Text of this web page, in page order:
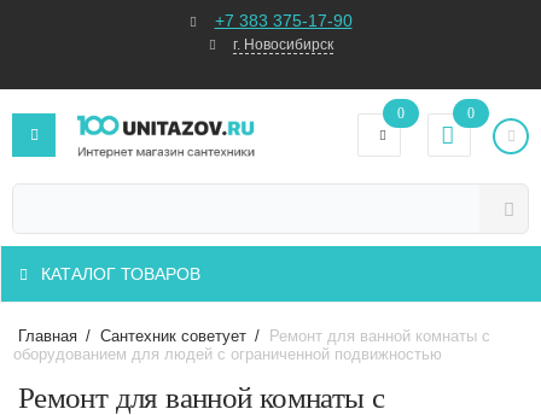
+7 383 375-17-90
г. Новосибирск
0 0
КАТАЛОГ ТОВАРОВ
Главная / Сантехник советует /
Ремонт для ванной комнаты с
оборудованием для людей с ограниченной подвижностью
Ремонт для ванной комнаты с